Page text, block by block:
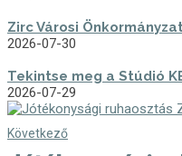
Zirc Városi
2026-07-30
Tekintse meg a Stúdió
2026-07-29
Következő